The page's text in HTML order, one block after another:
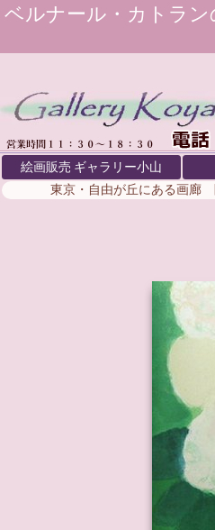
ベルナール・カトラン
絵画販売 ギャラリー小山
東京・自由が丘にある画